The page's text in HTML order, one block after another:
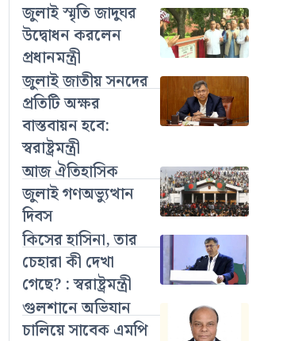
জুলাই স্মৃতি জাদুঘর
উদ্বোধন করলেন
প্রধানমন্ত্রী
জুলাই জাতীয় সনদের
প্রতিটি অক্ষর
বাস্তবায়ন হবে:
স্বরাষ্ট্রমন্ত্রী
আজ ঐতিহাসিক
জুলাই গণঅভ্যুত্থান
দিবস
কিসের হাসিনা, তার
চেহারা কী দেখা
গেছে? : স্বরাষ্ট্রমন্ত্রী
গুলশানে অভিযান
চালিয়ে সাবেক এমপি